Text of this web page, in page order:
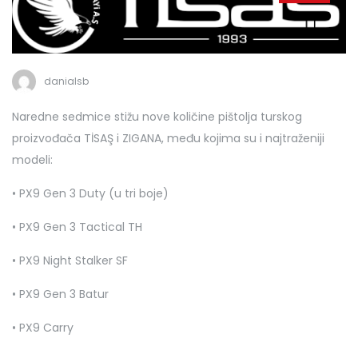
danialsb
Naredne sedmice stižu nove količine pištolja turskog
proizvođača TİSAŞ i ZIGANA, među kojima su i najtraženiji
modeli:
• PX9 Gen 3 Duty (u tri boje)
• PX9 Gen 3 Tactical TH
• PX9 Night Stalker SF
• PX9 Gen 3 Batur
• PX9 Carry